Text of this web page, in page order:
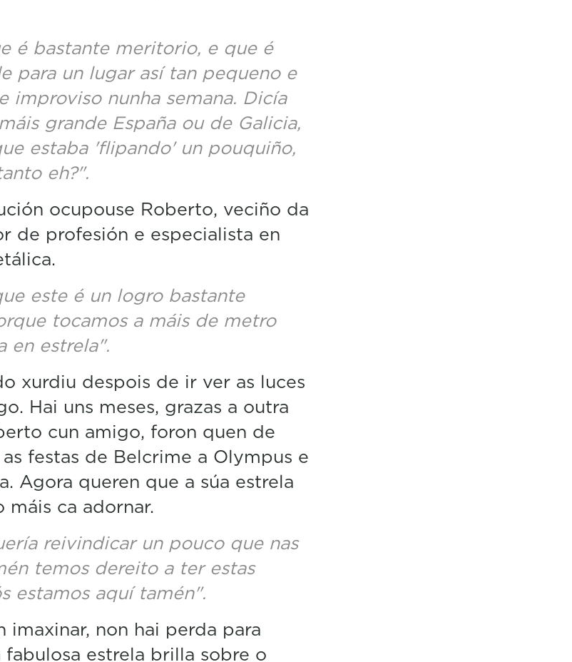
é bastante meritorio, e que é
para un lugar así tan pequeno e
improviso nunha semana. Dicía
grande España ou de Galicia,
estaba 'flipando' un pouquiño,
eh?".
ocupouse Roberto, veciño da
de profesión e especialista en
este é un logro bastante
tocamos a máis de metro
en estrela".
xurdiu despois de ir ver as luces
Hai uns meses, grazas a outra
cun amigo, foron quen de
festas de Belcrime a Olympus e
Agora queren que a súa estrela
máis ca adornar.
reivindicar un pouco que nas
temos dereito a ter estas
estamos aquí tamén".
imaxinar, non hai perda para
fabulosa estrela brilla sobre o